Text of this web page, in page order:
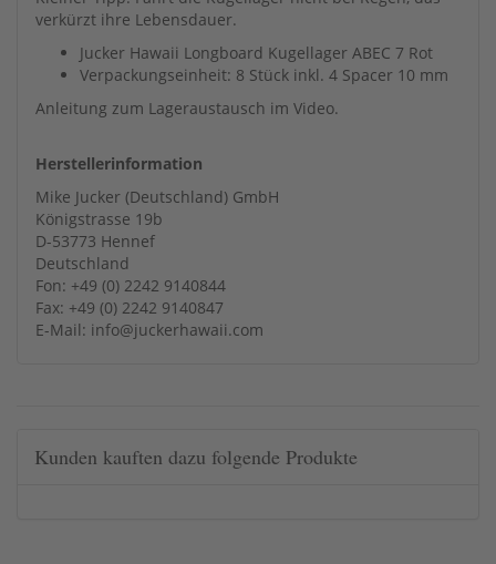
verkürzt ihre Lebensdauer.
Jucker Hawaii Longboard Kugellager ABEC 7 Rot
Verpackungseinheit: 8 Stück inkl. 4 Spacer 10 mm
Anleitung zum Lageraustausch im Video.
Herstellerinformation
Mike Jucker (Deutschland) GmbH
Königstrasse 19b
D-53773 Hennef
Deutschland
Fon: +49 (0) 2242 9140844
Fax: +49 (0) 2242 9140847
E-Mail: info@juckerhawaii.com
Kunden kauften dazu folgende Produkte